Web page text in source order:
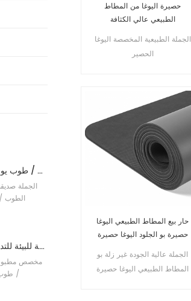
طباعة شعار بالجملة صديقة للبيئة كتل / طوب يوجا الفلين الطبيعي
الجملة
كتلة اليوغا الفلين s / الطوب
طباعة شعار مخصص كتل كورك يوجا صديقة للبيئة للتدريب على التمرين
مخصص
/ طوب
حصيرة اليوغا من المطاط
الطبيعي عالي الكثافة
الجملة الطبيعية المخصصة اليوغا
الحصير
حار بيع المطاط الطبيعي اليوغا
حصيرة بو الجلود اليوغا حصيرة
حصيرة
الجملة عالية الجودة غير زلة بو
المطاط الطبيعي اليوغا حصيرة